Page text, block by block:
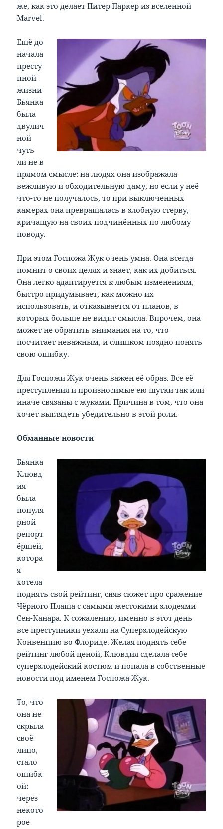
же, как это делает Питер Паркер из вселенной
Marvel.
Ещё до
начала
престу
пной
жизни
Бьянка
была
двулич
ной
чуть
ли не в
прямом смысле: на людях она изображала
вежливую и обходительную даму, но если у неё
что-то не получалось, то при выключенных
камерах она превращалась в злобную стерву,
кричащую на своих подчинённых по любому
поводу.
При этом Госпожа Жук очень умна. Она всегда
помнит о своих целях и знает, как их добиться.
Она легко адаптируется к любым изменениям,
быстро придумывает, как можно их
использовать, и отказывается от планов, в
которых больше не видит смысла. Впрочем, она
может не обратить внимания на то, что
посчитает неважным, и слишком поздно понять
свою ошибку.
Для Госпожи Жук очень важен её образ. Все её
преступления и произносимые ею шутки так или
иначе связаны с жуками. Причина в том, что она
хочет выглядеть убедительно в этой роли.
Обманные новости
Бьянка
Клювд
ия
была
популя
рной
репорт
ёршей,
котора
я
хотела
поднять свой рейтинг, сняв сюжет про сражение
Чёрного Плаща с самыми жестокими злодеями
Сен-Канара. К сожалению, именно в этот день
все преступники уехали на Суперзлодейскую
Конвенцию во Флориде. Желая поднять себе
рейтинг любой ценой, Клювдия сделала себе
суперзлодейский костюм и попала в собственные
новости под именем Госпожа Жук.
То, что
она не
скрыла
своё
лицо,
стало
ошибк
ой:
через
некото
рое